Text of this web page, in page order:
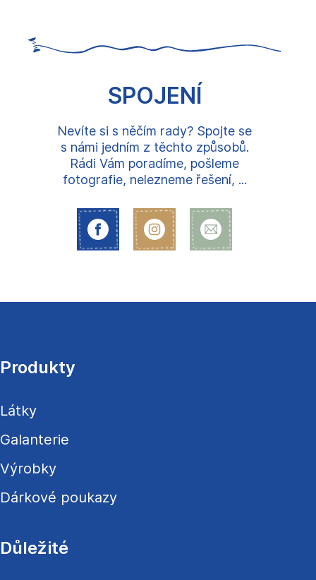
SPOJENÍ
Nevíte si s něčím rady? Spojte se
s námi jedním z těchto způsobů.
Rádi Vám poradíme, pošleme
fotografie, nelezneme řešení, ...
a
í
Produkty
Látky
Galanterie
Výrobky
Dárkové poukazy
Důležité